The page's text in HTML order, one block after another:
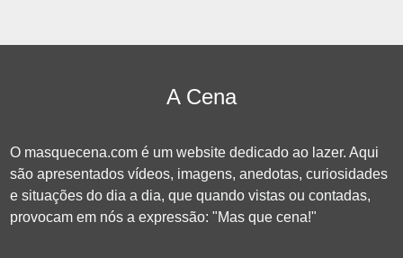
A Cena
O masquecena.com é um website dedicado ao lazer. Aqui
são apresentados vídeos, imagens, anedotas, curiosidades
e situações do dia a dia, que quando vistas ou contadas,
provocam em nós a expressão: "Mas que cena!"